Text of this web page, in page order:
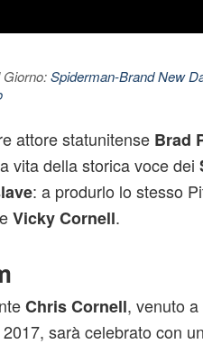
Giorno:Spiderman-Brand New
attore statunitense Brad
vita della storica voce dei
: a produrlo lo stesso
Vicky Cornell.
Chris Cornell, venuto
sarà celebrato con